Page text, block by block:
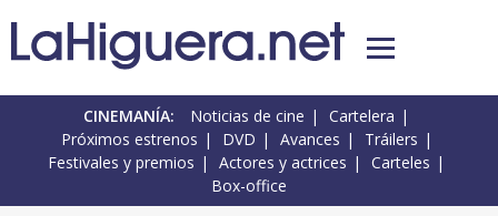
CINEMANÍA: Noticias de cine
Cartelera
Próximos estrenos
DVD Avances
Tráilers
Festivales y premios
Actores y actrices
Carteles
Box-office